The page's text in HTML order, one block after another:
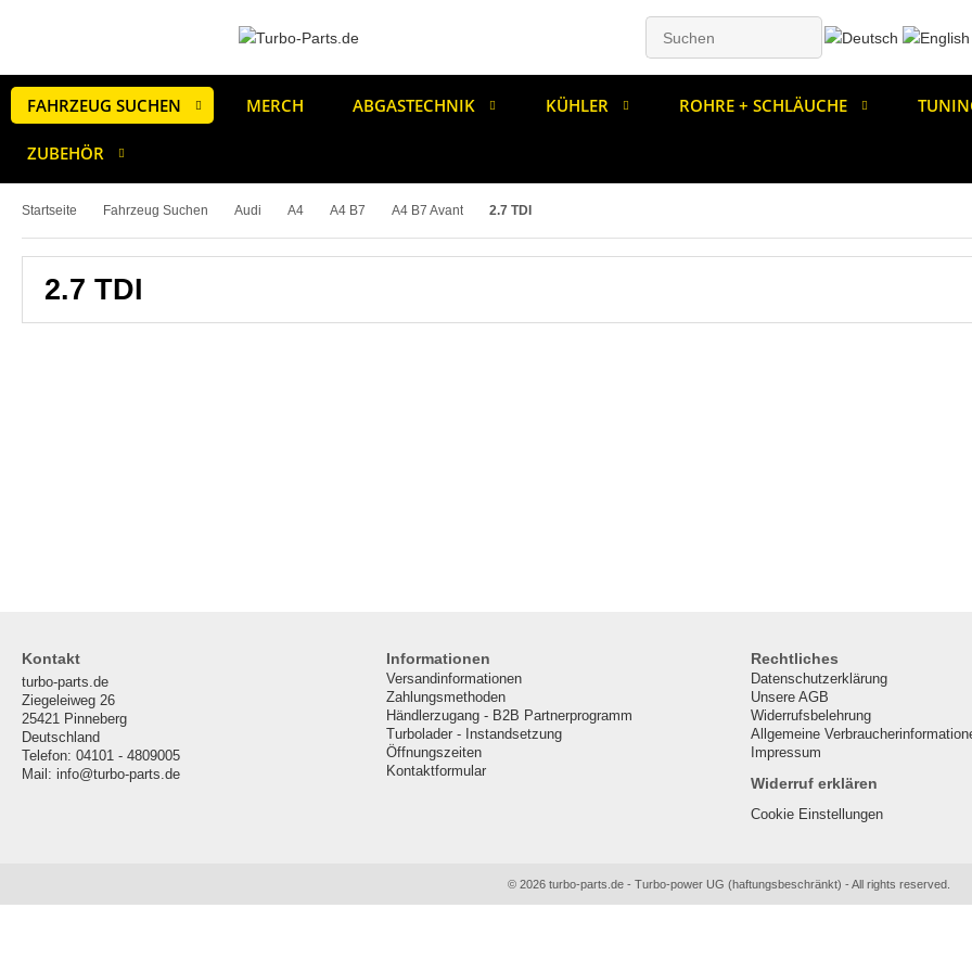
FAHRZEUG SUCHEN MERCH ABGASTECHNIK KÜHLER ROHRE + SCHLÄUCHE
ZUBEHÖR
Startseite Fahrzeug Suchen Audi A4 A4 B7 A4 B7 Avant 2.7 TDI
2.7 TDI
Kontakt
turbo-parts.de
Ziegeleiweg 26
25421 Pinneberg
Deutschland
Telefon: 04101 - 4809005
Mail: info@turbo-parts.de
Informationen
Versandinformationen
Zahlungsmethoden
Händlerzugang - B2B Partnerprogramm
Turbolader - Instandsetzung
Öffnungszeiten
Kontaktformular
Rechtliches
Datenschutzerklärung
Unsere AGB
Widerrufsbelehrung
Allgemeine
Impressum
Widerruf erklären
Cookie Einstellungen
© 2026 turbo-parts.de - Turbo-power UG (haftungsbeschränkt) - All rights reserved.